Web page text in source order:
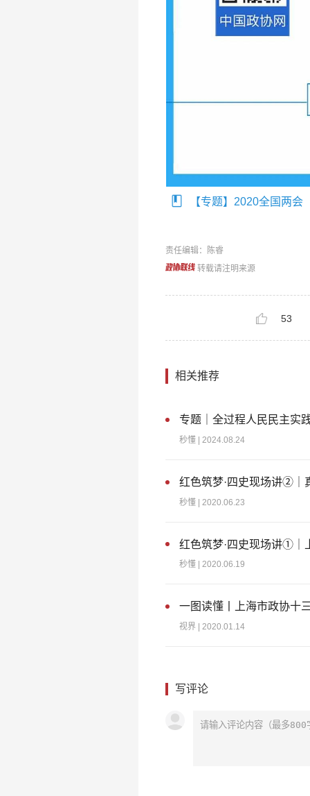
【专题】2020全国两会
责任编辑：陈睿
转载请注明来源
53
相关推荐
专题｜全过程人民民主实
秒懂 | 2024.08.24
红色筑梦·四史现场讲②｜
秒懂 | 2020.06.23
红色筑梦·四史现场讲①｜
秒懂 | 2020.06.19
一图读懂丨上海市政协十
视界 | 2020.01.14
写评论